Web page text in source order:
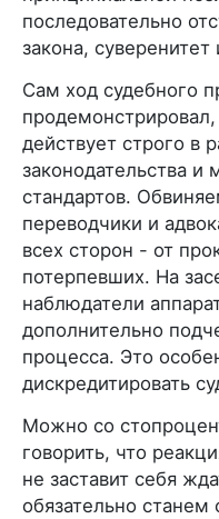
последовательно
закона,
Сам ход судебного
действует строго в
законодательства
стандартов.
переводчики и
всех сторон - от
потерпевших. На
наблюдатели
дополнительно
процесса. Это
дискредитировать
Можно со
говорить, что
не заставит себя
обязательно